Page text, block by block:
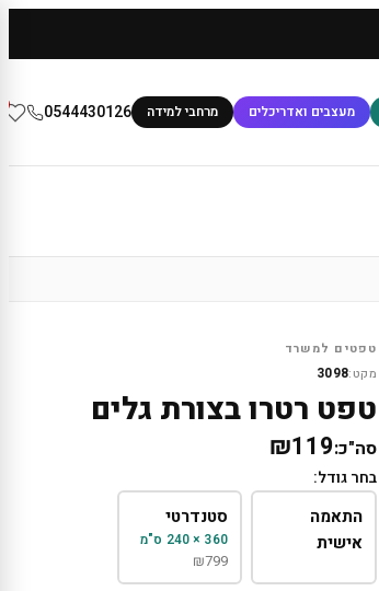
מעצבים ואדריכלים מרחבי למידה 0544430126
טפטים למשרד
מקט:3098
טפט רטרו בצורת גלים
סה"כ:₪119
בחר גודל:
התאמה
אישית
סטנדרטי
360 × 240 ס"מ
₪799